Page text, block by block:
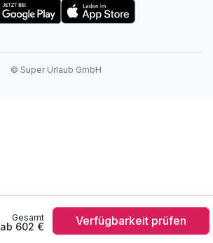
Gesamt
ab 602 € Verfügbarkeit prüfen
© Super Urlaub GmbH